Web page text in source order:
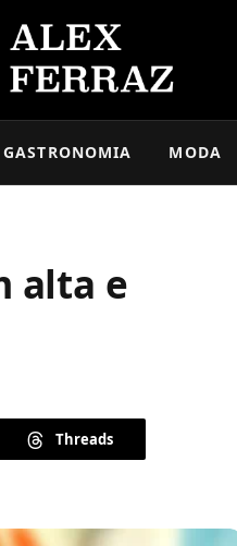
GASTRONOMIA MODA
alta e
Threads